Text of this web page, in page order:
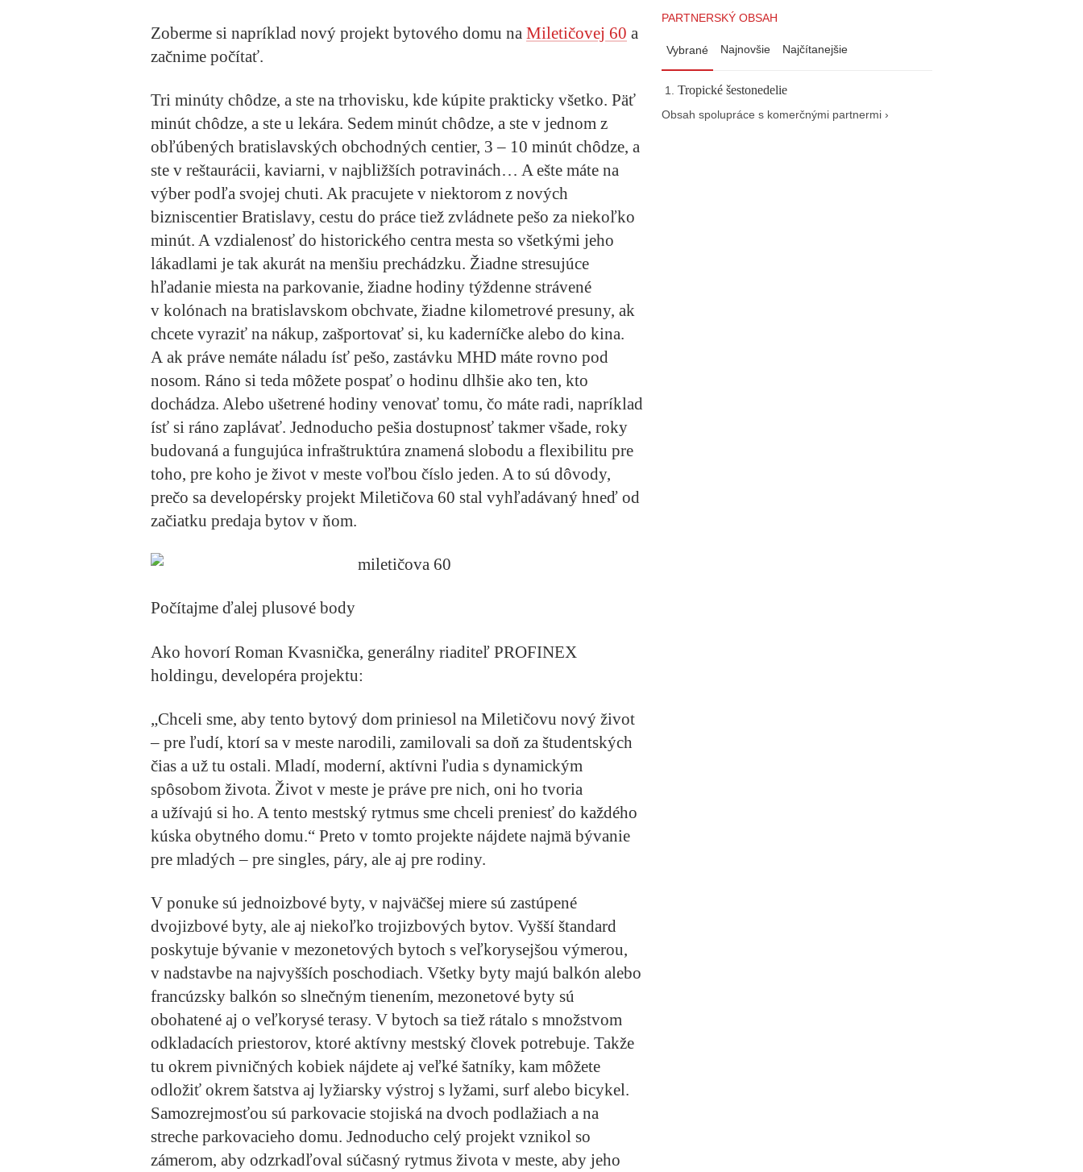
Zoberme si napríklad nový projekt bytového domu na Miletičovej 60 a
začnime počítať.
Tri minúty chôdze, a ste na trhovisku, kde kúpite prakticky všetko. Päť
minút chôdze, a ste u lekára. Sedem minút chôdze, a ste v jednom z
obľúbených bratislavských obchodných centier, 3 – 10 minút chôdze, a
ste v reštaurácii, kaviarni, v najbližších potravinách… A ešte máte na
výber podľa svojej chuti. Ak pracujete v niektorom z nových
bizniscentier Bratislavy, cestu do práce tiež zvládnete pešo za niekoľko
minút. A vzdialenosť do historického centra mesta so všetkými jeho
lákadlami je tak akurát na menšiu prechádzku. Žiadne stresujúce
hľadanie miesta na parkovanie, žiadne hodiny týždenne strávené
v kolónach na bratislavskom obchvate, žiadne kilometrové presuny, ak
chcete vyraziť na nákup, zašportovať si, ku kaderníčke alebo do kina.
A ak práve nemáte náladu ísť pešo, zastávku MHD máte rovno pod
nosom. Ráno si teda môžete pospať o hodinu dlhšie ako ten, kto
dochádza. Alebo ušetrené hodiny venovať tomu, čo máte radi, napríklad
ísť si ráno zaplávať. Jednoducho pešia dostupnosť takmer všade, roky
budovaná a fungujúca infraštruktúra znamená slobodu a flexibilitu pre
toho, pre koho je život v meste voľbou číslo jeden. A to sú dôvody,
prečo sa developérsky projekt Miletičova 60 stal vyhľadávaný hneď od
začiatku predaja bytov v ňom.
Počítajme ďalej plusové body
Ako hovorí Roman Kvasnička, generálny riaditeľ PROFINEX
holdingu, developéra projektu:
„Chceli sme, aby tento bytový dom priniesol na Miletičovu nový život
– pre ľudí, ktorí sa v meste narodili, zamilovali sa doň za študentských
čias a už tu ostali. Mladí, moderní, aktívni ľudia s dynamickým
spôsobom života. Život v meste je práve pre nich, oni ho tvoria
a užívajú si ho. A tento mestský rytmus sme chceli preniesť do každého
kúska obytného domu.“ Preto v tomto projekte nájdete najmä bývanie
pre mladých – pre singles, páry, ale aj pre rodiny.
V ponuke sú jednoizbové byty, v najväčšej miere sú zastúpené
dvojizbové byty, ale aj niekoľko trojizbových bytov. Vyšší štandard
poskytuje bývanie v mezonetových bytoch s veľkorysejšou výmerou,
v nadstavbe na najvyšších poschodiach. Všetky byty majú balkón alebo
francúzsky balkón so slnečným tienením, mezonetové byty sú
obohatené aj o veľkorysé terasy. V bytoch sa tiež rátalo s množstvom
odkladacích priestorov, ktoré aktívny mestský človek potrebuje. Takže
tu okrem pivničných kobiek nájdete aj veľké šatníky, kam môžete
odložiť okrem šatstva aj lyžiarsky výstroj s lyžami, surf alebo bicykel.
Samozrejmosťou sú parkovacie stojiská na dvoch podlažiach a na
streche parkovacieho domu. Jednoducho celý projekt vznikol so
zámerom, aby odzrkadľoval súčasný rytmus života v meste, aby jeho
PARTNERSKÝ OBSAH
Vybrané Najnovšie Najčítanejšie
Tropické šestonedelie
Obsah spolupráce s komerčnými partnermi ›